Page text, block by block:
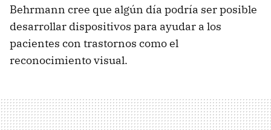
Behrmann cree que algún día podría ser posible
desarrollar dispositivos para ayudar a los
pacientes con trastornos como el
reconocimiento visual.